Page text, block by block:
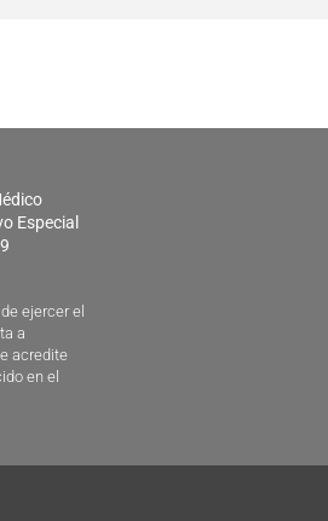
Especial
ejercer el
a
acredite
en el